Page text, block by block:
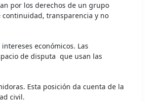
por los derechos de un grupo
continuidad, transparencia y no
económicos. Las
de disputa que usan las
Esta posición da cuenta de la
civil.